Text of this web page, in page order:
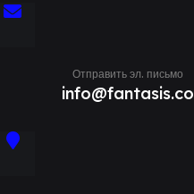
Отправить эл. письмо
info@fantasis.co